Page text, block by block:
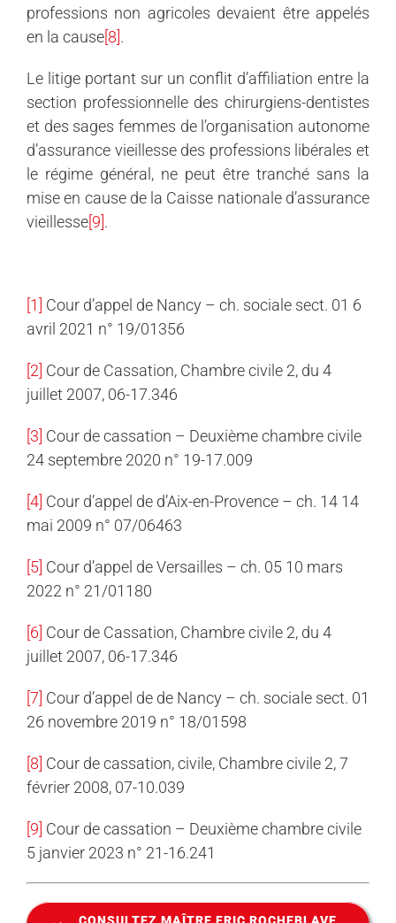
professions non agricoles devaient être appelés
en la cause [8] .
Le litige portant sur un conflit d’affiliation entre la
section professionnelle des chirurgiens-dentistes
et des sages femmes de l’organisation autonome
d’assurance vieillesse des professions libérales et
le régime général, ne peut être tranché sans la
mise en cause de la Caisse nationale d’assurance
vieillesse [9] .
[1] Cour d’appel de Nancy – ch. sociale sect. 01 6
avril 2021 n° 19/01356
[2] Cour de Cassation, Chambre civile 2, du 4
juillet 2007, 06-17.346
[3] Cour de cassation – Deuxième chambre civile
24 septembre 2020 n° 19-17.009
[4] Cour d’appel de d’Aix-en-Provence – ch. 14 14
mai 2009 n° 07/06463
[5] Cour d’appel de Versailles – ch. 05 10 mars
2022 n° 21/01180
[6] Cour de Cassation, Chambre civile 2, du 4
juillet 2007, 06-17.346
[7] Cour d’appel de de Nancy – ch. sociale sect. 01
26 novembre 2019 n° 18/01598
[8] Cour de cassation, civile, Chambre civile 2, 7
février 2008, 07-10.039
[9] Cour de cassation – Deuxième chambre civile
5 janvier 2023 n° 21-16.241